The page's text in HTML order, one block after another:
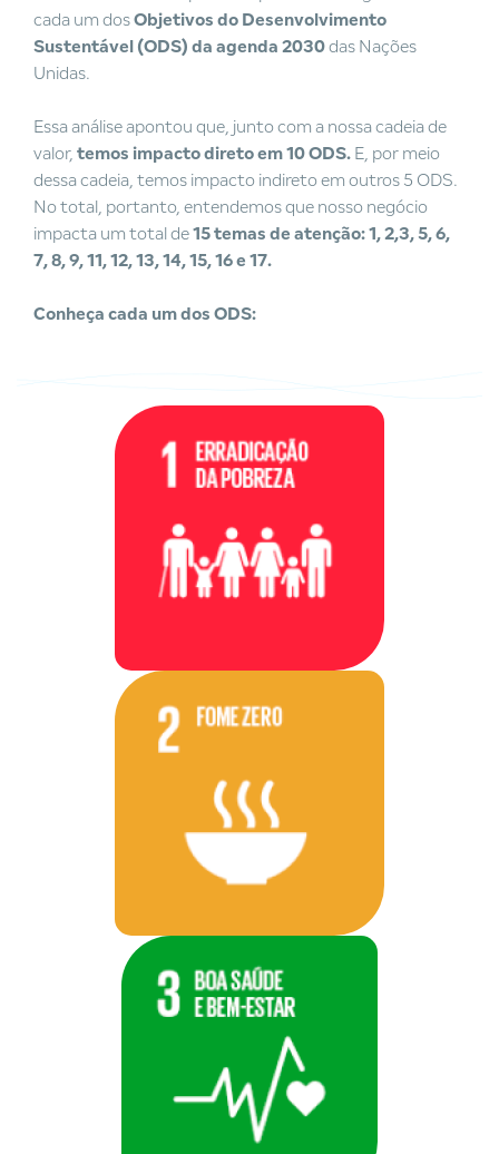
cada um dosObjetivos do Desenvolvimento
Sustentável (ODS) da agenda 2030das Nações
Unidas.
Essa análise apontou que, junto com a nossa cadeia de
valor, temos impacto direto em 10 ODS. E, por meio
dessa cadeia, temos impacto indireto em outros 5 ODS.
No total, portanto, entendemos que nosso negócio
impacta um total de15 temas de atenção: 1, 2,3, 5, 6,
7, 8, 9, 11, 12, 13, 14, 15, 16 e 17.
Conheça cada um dos ODS: